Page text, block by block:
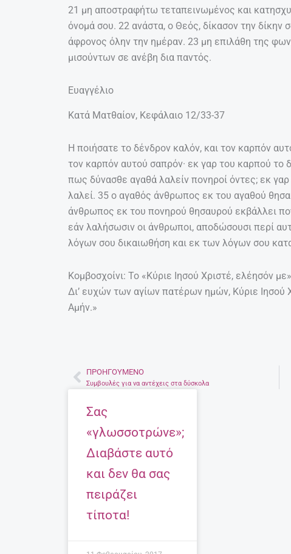
21 μη αποστραφήτω τεταπεινωμένος και
όνομά σου. 22 ανάστα, ο Θεός, δίκασον την δίκην
άφρονος όλην την ημέραν. 23 μη επιλάθη της
μισούντων σε ανέβη δια παντός.
Ευαγγέλιο
Κατά Ματθαίον, Κεφάλαιο 12/33-37
Η ποιήσατε το δένδρον καλόν, και τον καρπόν
τον καρπόν αυτού σαπρόν· εκ γαρ του καρπού το
πως δύνασθε αγαθά λαλείν πονηροί όντες; εκ
λαλεί. 35 ο αγαθός άνθρωπος εκ του αγαθού
άνθρωπος εκ του πονηρού θησαυρού εκβάλλει
εάν λαλήσωσιν οι άνθρωποι, αποδώσουσι περί
λόγων σου δικαιωθήση και εκ των λόγων σου
Κομβοσχοίνι: Το «Κύριε Ιησού Χριστέ, ελέησόν
Δι’ ευχών των αγίων πατέρων ημών, Κύριε
Αμήν.»
Prev
ΠΡΟΗΓΟΎΜΕΝΟ
Συμβουλές για να αντέχεις στα δύσκολα
Σας
«γλωσσοτρώνε»;
Διαβάστε αυτό
και δεν θα σας
πειράζει
τίποτα!